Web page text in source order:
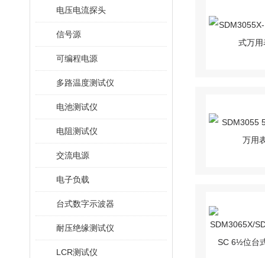
电压电流探头
信号源
可编程电源
多路温度测试仪
电池测试仪
电阻测试仪
交流电源
电子负载
台式数字示波器
耐压绝缘测试仪
LCR测试仪